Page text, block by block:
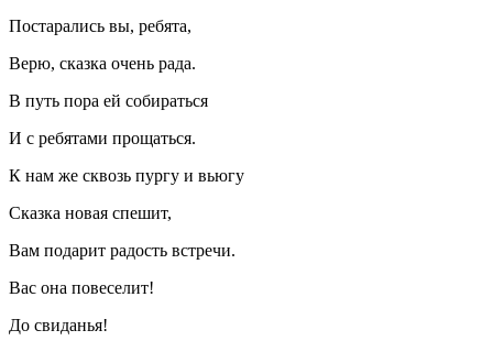
Постарались вы, ребята,
Верю, сказка очень рада.
В путь пора ей собираться
И с ребятами прощаться.
К нам же сквозь пургу и вьюгу
Сказка новая спешит,
Вам подарит радость встречи.
Вас она повеселит!
До свиданья!